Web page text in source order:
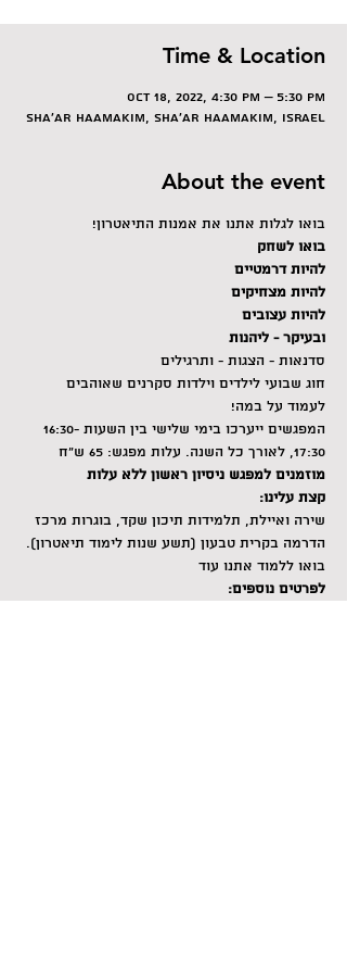
Time & Location
Oct 18, 2022, 4:30 PM – 5:30 PM
Sha'ar HaAmakim, Sha'ar HaAmakim, Israel
About the event
בואו לגלות אתנו את אמנות התיאטרון!
בואו לשחק
להיות דרמטיים
להיות מצחיקים
להיות עצובים
ובעיקר - ליהנות
סדנאות - הצגות - ותרגילים
חוג שבועי לילדים וילדות סקרנים שאוהבים
לעמוד על במה!
המפגשים ייערכו בימי שלישי בין השעות 16:30-
17:30, לאורך כל השנה. עלות מפגש: 65 ש"ח
מוזמנים למפגש ניסיון ראשון ללא עלות
קצת עלינו:
שירה ואיילת, תלמידות תיכון שקד, בוגרות מרכז
הדרמה בקרית טבעון (תשע שנות לימוד תיאטרון).
בואו ללמוד אתנו עוד
לפרטים נוספים: